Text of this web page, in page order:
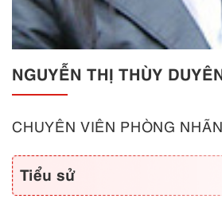
NGUYỄN THỊ THÙY
CHUYÊN VIÊN PHÒNG
Tiểu sử